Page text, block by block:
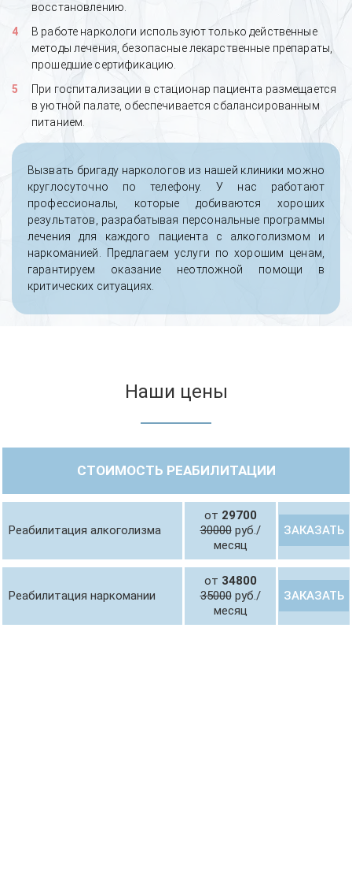
восстановлению.
В работе наркологи используют только действенные
методы лечения, безопасные лекарственные препараты,
прошедшие сертификацию.
При госпитализации в стационар пациента размещается
в уютной палате, обеспечивается сбалансированным
питанием.
Вызвать бригаду наркологов из нашей клиники можно
круглосуточно по телефону. У нас работают
профессионалы, которые добиваются хороших
результатов, разрабатывая персональные программы
лечения для каждого пациента с алкоголизмом и
наркоманией. Предлагаем услуги по хорошим ценам,
гарантируем оказание неотложной помощи в
критических ситуациях.
Наши цены
СТОИМОСТЬ РЕАБИЛИТАЦИИ
Реабилитация алкоголизма
от 29700
30000руб./
месяц
ЗАКАЗАТЬ
Реабилитация наркомании
от 34800
35000руб./
месяц
ЗАКАЗАТЬ